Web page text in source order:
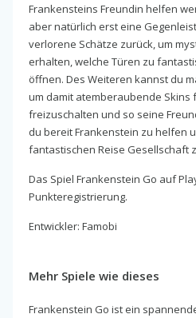
Frankensteins Freundin helfen
aber natürlich erst eine
verlorene Schätze zurück, um
erhalten, welche Türen zu
öffnen. Des Weiteren kannst du
um damit atemberaubende Skins
freizuschalten und so seine
du bereit Frankenstein zu helfen
fantastischen Reise Gesellschaft
Das Spiel Frankenstein Go auf
Punkteregistrierung.
Entwickler: Famobi
Mehr Spiele wie dieses
Frankenstein Go ist ein